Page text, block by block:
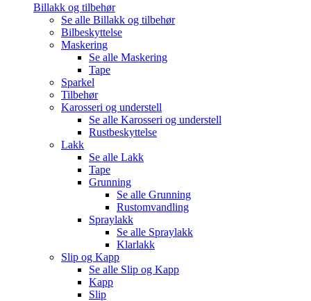
Billakk og tilbehør
Se alle Billakk og tilbehør
Bilbeskyttelse
Maskering
Se alle Maskering
Tape
Sparkel
Tilbehør
Karosseri og understell
Se alle Karosseri og understell
Rustbeskyttelse
Lakk
Se alle Lakk
Tape
Grunning
Se alle Grunning
Rustomvandling
Spraylakk
Se alle Spraylakk
Klarlakk
Slip og Kapp
Se alle Slip og Kapp
Kapp
Slip